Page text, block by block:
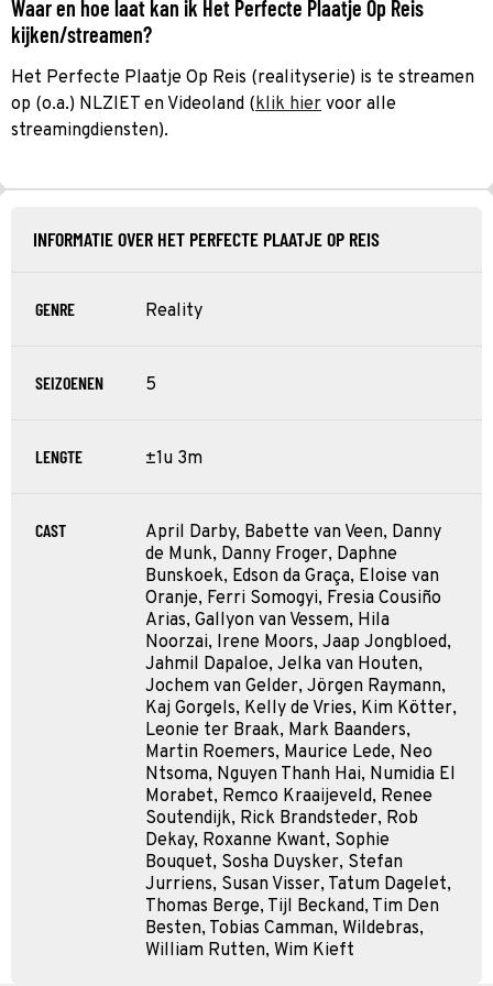
Waar en hoe laat kan ik Het Perfecte Plaatje Op Reis
kijken/streamen?
Het Perfecte Plaatje Op Reis (realityserie) is te streamen
op (o.a.) NLZIET en Videoland (klik hier voor alle
streamingdiensten).
INFORMATIE OVER HET PERFECTE PLAATJE OP REIS
GENRE Reality
SEIZOENEN 5
LENGTE ±1u 3m
CAST
April Darby, Babette van Veen, Danny
de Munk, Danny Froger, Daphne
Bunskoek, Edson da Graça, Eloise van
Oranje, Ferri Somogyi, Fresia Cousiño
Arias, Gallyon van Vessem, Hila
Noorzai, Irene Moors, Jaap Jongbloed,
Jahmil Dapaloe, Jelka van Houten,
Jochem van Gelder, Jörgen Raymann,
Kaj Gorgels, Kelly de Vries, Kim Kötter,
Leonie ter Braak, Mark Baanders,
Martin Roemers, Maurice Lede, Neo
Ntsoma, Nguyen Thanh Hai, Numidia El
Morabet, Remco Kraaijeveld, Renee
Soutendijk, Rick Brandsteder, Rob
Dekay, Roxanne Kwant, Sophie
Bouquet, Sosha Duysker, Stefan
Jurriens, Susan Visser, Tatum Dagelet,
Thomas Berge, Tijl Beckand, Tim Den
Besten, Tobias Camman, Wildebras,
William Rutten, Wim Kieft